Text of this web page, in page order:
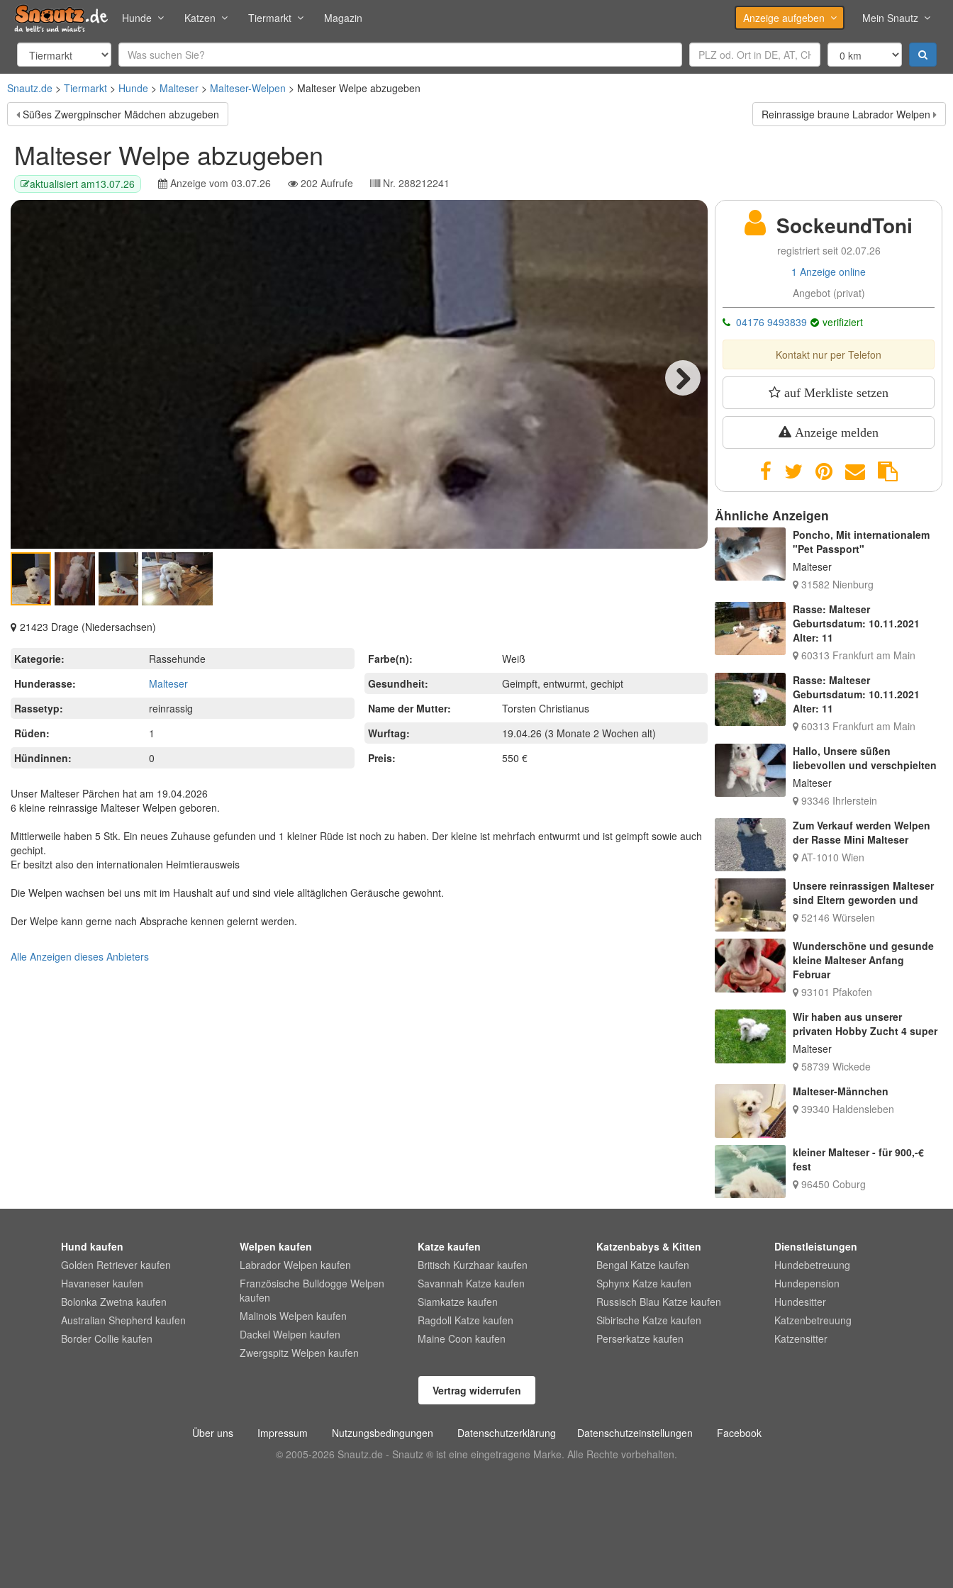
Hunde Katzen Tiermarkt Magazin Anzeige aufgeben Mein Snautz
Snautz.de Tiermarkt Hunde Malteser Malteser-Welpen
Malteser Welpe abzugeben
Süßes Zwergpinscher Mädchen abzugeben
Reinrassige braune Labrador Welpen
Malteser Welpe abzugeben
aktualisiert am13.07.26 Anzeige vom 03.07.26 202 Aufrufe Nr. 288212241
21423 Drage (Niedersachsen)
Kategorie:
Rassehunde
Hunderasse:
Malteser
Rassetyp:
reinrassig
Rüden:
1
Hündinnen:
0
Farbe(n):
Weiß
Gesundheit:
Geimpft, entwurmt, gechipt
Name der Mutter:
Torsten Christianus
Wurftag:
19.04.26 (3 Monate 2 Wochen alt)
Preis:
550 €
Unser Malteser Pärchen hat am 19.04.2026
6 kleine reinrassige Malteser Welpen geboren.
Mittlerweile haben 5 Stk. Ein neues Zuhause gefunden und 1 kleiner Rüde ist noch zu haben. Der kleine ist mehrfach entwurmt und ist geimpft sowie auch
gechipt.
Er besitzt also den internationalen Heimtierausweis
Die Welpen wachsen bei uns mit im Haushalt auf und sind viele alltäglichen Geräusche gewohnt.
Der Welpe kann gerne nach Absprache kennen gelernt werden.
Alle Anzeigen dieses Anbieters
SockeundToni
registriert seit 02.07.26
1 Anzeige online
Angebot (privat)
04176 9493839 verifiziert
Kontakt nur per Telefon
auf Merkliste setzen
Anzeige melden
Ähnliche Anzeigen
Poncho, Mit internationalem
"Pet Passport"
Malteser
31582 Nienburg
Rasse: Malteser
Geburtsdatum: 10.11.2021
Alter: 11
60313 Frankfurt am Main
Rasse: Malteser
Geburtsdatum: 10.11.2021
Alter: 11
60313 Frankfurt am Main
Hallo, Unsere süßen
liebevollen und verschpielten
Malteser
93346 Ihrlerstein
Zum Verkauf werden Welpen
der Rasse Mini Malteser
AT-1010 Wien
Unsere reinrassigen Malteser
sind Eltern geworden und
52146 Würselen
Wunderschöne und gesunde
kleine Malteser Anfang
Februar
93101 Pfakofen
Wir haben aus unserer
privaten Hobby Zucht 4 super
Malteser
58739 Wickede
Malteser-Männchen
39340 Haldensleben
kleiner Malteser - für 900,-€
fest
96450 Coburg
Hund kaufen
Golden Retriever kaufen
Havaneser kaufen
Bolonka Zwetna kaufen
Australian Shepherd kaufen
Border Collie kaufen
Welpen kaufen
Labrador Welpen kaufen
Französische Bulldogge Welpen
kaufen
Malinois Welpen kaufen
Dackel Welpen kaufen
Zwergspitz Welpen kaufen
Katze kaufen
Britisch Kurzhaar kaufen
Savannah Katze kaufen
Siamkatze kaufen
Ragdoll Katze kaufen
Maine Coon kaufen
Katzenbabys & Kitten
Bengal Katze kaufen
Sphynx Katze kaufen
Russisch Blau Katze kaufen
Sibirische Katze kaufen
Perserkatze kaufen
Dienstleistungen
Hundebetreuung
Hundepension
Hundesitter
Katzenbetreuung
Katzensitter
Vertrag widerrufen
Über uns Impressum Nutzungsbedingungen Datenschutzerklärung Datenschutzeinstellungen
Facebook
© 2005-2026 Snautz.de - Snautz ® ist eine eingetragene Marke. Alle Rechte vorbehalten.